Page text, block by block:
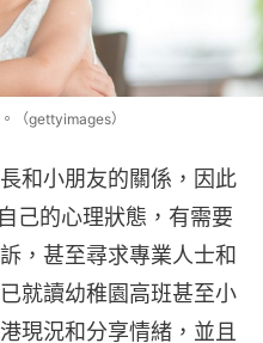
（gettyimages）
和小朋友的關係，因此
己的心理狀態，有需要
，甚至尋求專業人士和
就讀幼稚園高班甚至小
現況和分享情緒，並且